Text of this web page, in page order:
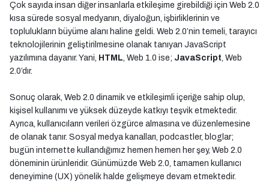
Çok sayıda insan diğer insanlarla etkileşime girebildiği için Web 2.0
kısa sürede sosyal medyanın, diyaloğun, işbirliklerinin ve
toplulukların büyüme alanı haline geldi. Web 2.0’nin temeli, tarayıcı
teknolojilerinin geliştirilmesine olanak tanıyan JavaScript
yazılımına dayanır. Yani, HTML, Web 1.0 ise; JavaScript, Web
2.0’dır.
Sonuç olarak, Web 2.0 dinamik ve etkileşimli içeriğe sahip olup,
kişisel kullanımı ve yüksek düzeyde katkıyı teşvik etmektedir.
Ayrıca, kullanıcıların verileri özgürce almasına ve düzenlemesine
de olanak tanır. Sosyal medya kanalları, podcastler, bloglar;
bugün internette kullandığımız hemen hemen her şey, Web 2.0
döneminin ürünleridir. Günümüzde Web 2.0, tamamen kullanıcı
deneyimine (UX) yönelik halde gelişmeye devam etmektedir.